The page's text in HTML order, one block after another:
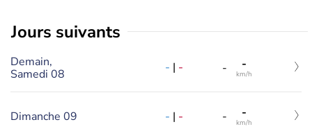
jours suivants
Demain,
Samedi 08
- | - - -
km/h
Dimanche 09 - | - - -
km/h